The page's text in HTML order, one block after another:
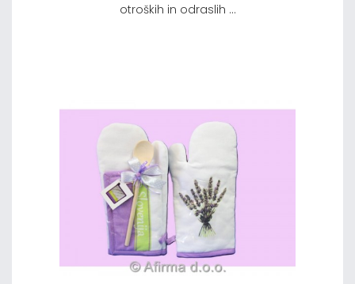
otroških in odraslih ...